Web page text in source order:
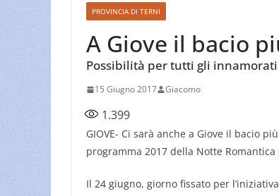
PROVINCIA DI TERNI
A Giove il bacio
Possibilità per tutti gli
15 Giugno 2017 Giacomo
1.399
GIOVE- Ci sarà anche a Giove il bacio
programma 2017 della Notte
Il 24 giugno, giorno fissato per